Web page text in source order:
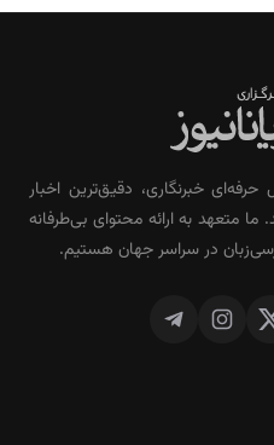
حرفه‌ای خبرنگاری، دقیق‌ترین اخبار
متعهد به ارائه محتوای بی‌طرفانه
در سراسر جهان هستیم.